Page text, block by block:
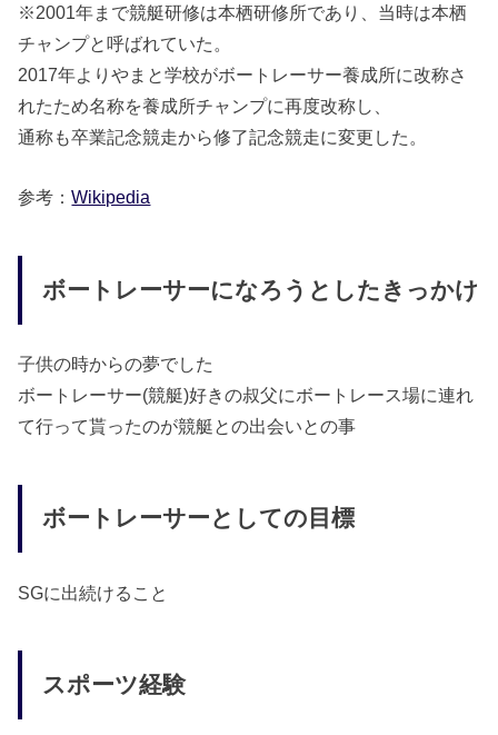
※2001年まで競艇研修は本栖研修所であり、当時は本栖
チャンプと呼ばれていた。
2017年よりやまと学校がボートレーサー養成所に改称さ
れたため名称を養成所チャンプに再度改称し、
通称も卒業記念競走から修了記念競走に変更した 。
参考：Wikipedia
ボートレーサーになろうとしたきっかけ
子供の時からの夢でした
ボートレーサー(競艇)好きの叔父にボートレース場に連れ
て行って貰ったのが競艇との出会いとの事
ボートレーサーとしての目標
SGに出続けること
スポーツ経験